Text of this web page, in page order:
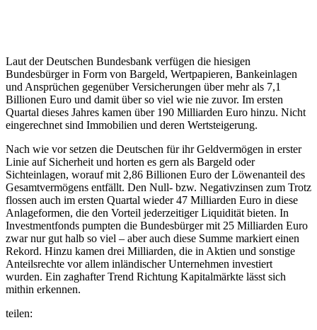
Laut der Deutschen Bundesbank verfügen die hiesigen
Bundesbürger in Form von Bargeld, Wertpapieren, Bankeinlagen
und Ansprüchen gegenüber Versicherungen über mehr als 7,1
Billionen Euro und damit über so viel wie nie zuvor. Im ersten
Quartal dieses Jahres kamen über 190 Milliarden Euro hinzu. Nicht
eingerechnet sind Immobilien und deren Wertsteigerung.
Nach wie vor setzen die Deutschen für ihr Geldvermögen in erster
Linie auf Sicherheit und horten es gern als Bargeld oder
Sichteinlagen, worauf mit 2,86 Billionen Euro der Löwenanteil des
Gesamtvermögens entfällt. Den Null- bzw. Negativzinsen zum Trotz
flossen auch im ersten Quartal wieder 47 Milliarden Euro in diese
Anlageformen, die den Vorteil jederzeitiger Liquidität bieten. In
Investmentfonds pumpten die Bundesbürger mit 25 Milliarden Euro
zwar nur gut halb so viel – aber auch diese Summe markiert einen
Rekord. Hinzu kamen drei Milliarden, die in Aktien und sonstige
Anteilsrechte vor allem inländischer Unternehmen investiert
wurden. Ein zaghafter Trend Richtung Kapitalmärkte lässt sich
mithin erkennen.
teilen: